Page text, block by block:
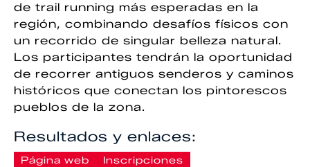
de trail running más esperadas en la
región, combinando desafíos físicos con
un recorrido de singular belleza natural.
Los participantes tendrán la oportunidad
de recorrer antiguos senderos y caminos
históricos que conectan los pintorescos
pueblos de la zona.
Resultados y enlaces:
Página web Inscripciones